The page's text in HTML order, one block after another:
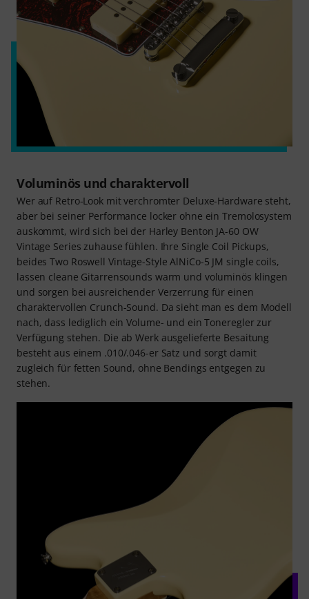
Voluminös und charaktervoll
Wer auf Retro-Look mit verchromter Deluxe-Hardware steht,
aber bei seiner Performance locker ohne ein Tremolosystem
auskommt, wird sich bei der Harley Benton JA-60 OW
Vintage Series zuhause fühlen. Ihre Single Coil Pickups,
beides Two Roswell Vintage-Style AlNiCo-5 JM single coils,
lassen cleane Gitarrensounds warm und voluminös klingen
und sorgen bei ausreichender Verzerrung für einen
charaktervollen Crunch-Sound. Da sieht man es dem Modell
nach, dass lediglich ein Volume- und ein Toneregler zur
Verfügung stehen. Die ab Werk ausgelieferte Besaitung
besteht aus einem .010/.046-er Satz und sorgt damit
zugleich für fetten Sound, ohne Bendings entgegen zu
stehen.